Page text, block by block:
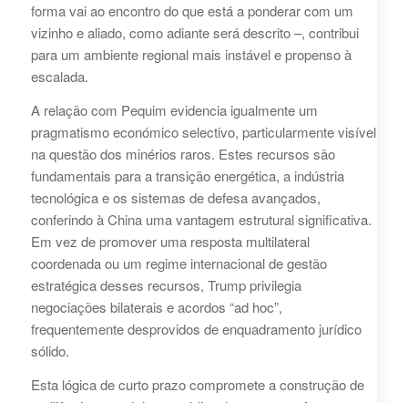
forma vai ao encontro do que está a ponderar com um
vizinho e aliado, como adiante será descrito –, contribui
para um ambiente regional mais instável e propenso à
escalada.
A relação com Pequim evidencia igualmente um
pragmatismo económico selectivo, particularmente visível
na questão dos minérios raros. Estes recursos são
fundamentais para a transição energética, a indústria
tecnológica e os sistemas de defesa avançados,
conferindo à China uma vantagem estrutural significativa.
Em vez de promover uma resposta multilateral
coordenada ou um regime internacional de gestão
estratégica desses recursos, Trump privilegia
negociações bilaterais e acordos “ad hoc”,
frequentemente desprovidos de enquadramento jurídico
sólido.
Esta lógica de curto prazo compromete a construção de